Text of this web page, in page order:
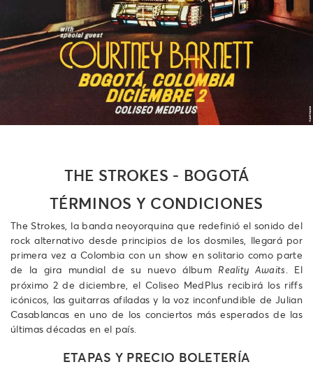
THE STROKES - BOGOTÁ
TÉRMINOS Y CONDICIONES
The Strokes, la banda neoyorquina que redefinió el sonido del
rock alternativo desde principios de los dosmiles, llegará por
primera vez a Colombia con un show en solitario como parte
de la gira mundial de su nuevo álbum Reality Awaits. El
próximo 2 de diciembre, el Coliseo MedPlus recibirá los riffs
icónicos, las guitarras afiladas y la voz inconfundible de Julian
Casablancas en uno de los conciertos más esperados de las
últimas décadas en el país.
ETAPAS Y PRECIO BOLETERÍA